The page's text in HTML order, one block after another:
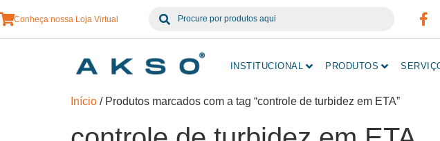
Conheça nossa Loja Virtual
INSTITUCIONAL PRODUTOS
Início / Produtos marcados com a tag “controle de turbidez em ETA”